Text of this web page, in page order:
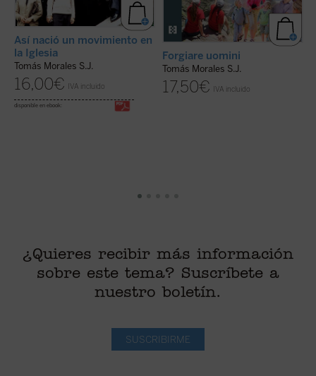
Así nació un movimiento en
la Iglesia
Tomás Morales S.J.
16,00€ IVA incluido
disponible en ebook:
Forgiare uomini
Tomás Morales S.J.
17,50€ IVA incluido
¿Quieres recibir más información
sobre este tema? Suscríbete a
nuestro boletín.
SUSCRIBIRME